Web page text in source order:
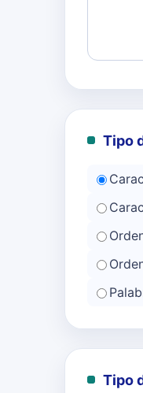
Tipo
Tipo